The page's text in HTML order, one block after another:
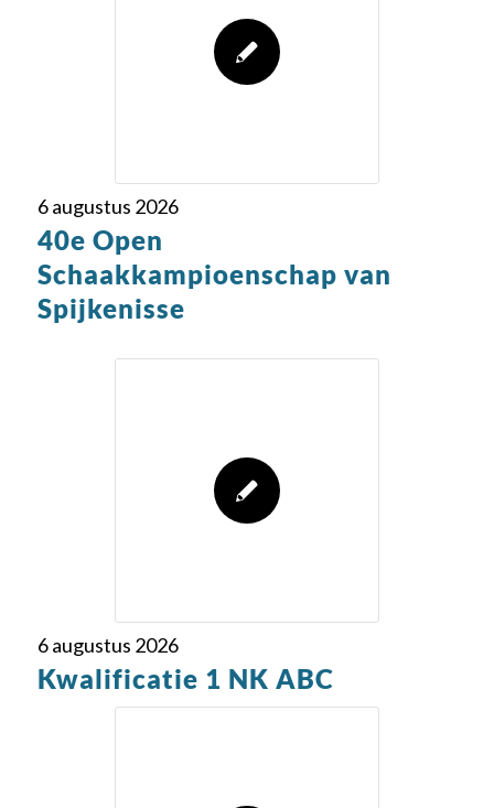
6 augustus 2026
40e Open
Schaakkampioenschap van
Spijkenisse
6 augustus 2026
Kwalificatie 1 NK ABC